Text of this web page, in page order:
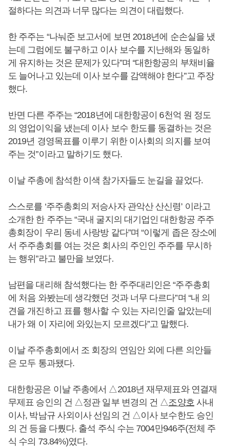
절하다는 의견과 너무 많다는 의견이 대립했다.
한 주주는 “나눠준 보고서에 보면 2018년에 순손실을 냈
는데 그럼에도 불구하고 이사 보수를 지난해와 동일하
게 유지하는 것은 문제가 있다”며 “대한항공의 부채비율
도 늘어나고 있는데 이사 보수를 감액해야 한다”고 주장
했다.
반면 다른 주주는 “2018년에 대한항공이 6천억 원 정도
의 영업이익을 냈는데 이사 보수 한도를 동결하는 것은
2019년 경영목표를 이루기 위한 이사회의 의지를 보여
주는 것”이라고 말하기도 했다.
이날 주총에 참석한 이색 참가자들도 눈길을 끌었다.
스스로를 ‘주주총회의 저승사자 관악산 산신령’ 이라고
소개한 한 주주는 “국내 굴지의 대기업인 대한항공 주주
총회장이 우리 동네 사랑방 같다”며 “이렇게 좁은 장소에
서 주주총회를 여는 것은 회사의 주인인 주주를 무시하
는 행위”라고 불만을 보였다.
남편을 대리해 참석했다는 한 주주대리인은 “주주총회
에 처음 와봤는데 생각했던 것과 너무 다르다”며 “내 의
견을 개진하고 표를 행사할 수 있는 자리인줄 알았는데
내가 왜 이 자리에 와있는지 모르겠다”고 말했다.
이날 주주총회에서 조 회장의 연임안 외에 다른 의안들
은 모두 통과됐다.
대한항공은 이날 주총에서 △2018년 재무제표와 연결재
무제표 승인의 건 △정관 일부 변경의 건 △ 조양호 사내
이사, 박남규 사외이사 선임의 건 △이사 보수한도 승인
의 건 등을 다뤘다. 출석 주식 수는 7004만946주(전체 주
식 수의 73.84%)였다.